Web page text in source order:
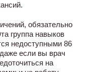
обязательно
группа навыков
недоступными 86
если вы врач
на